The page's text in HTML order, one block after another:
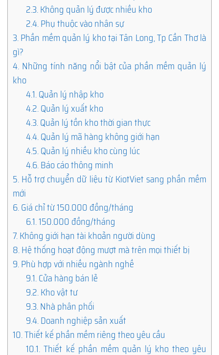
2.3.Không quản lý được nhiều kho
2.4.Phụ thuộc vào nhân sự
3.Phần mềm quản lý kho tại Tân Long, Tp Cần Thơ là
gì?
4. Những tính năng nổi bật của phần mềm quản lý
kho
4.1.Quản lý nhập kho
4.2.Quản lý xuất kho
4.3.Quản lý tồn kho thời gian thực
4.4.Quản lý mã hàng không giới hạn
4.5.Quản lý nhiều kho cùng lúc
4.6.Báo cáo thông minh
5. Hỗ trợ chuyển dữ liệu từ KiotViet sang phần mềm
mới
6.Giá chỉ từ 150.000 đồng/tháng
6.1.150.000 đồng/tháng
7.Không giới hạn tài khoản người dùng
8.Hệ thống hoạt động mượt mà trên mọi thiết bị
9.Phù hợp với nhiều ngành nghề
9.1.Cửa hàng bán lẻ
9.2.Kho vật tư
9.3.Nhà phân phối
9.4.Doanh nghiệp sản xuất
10.Thiết kế phần mềm riêng theo yêu cầu
10.1. Thiết kế phần mềm quản lý kho theo yêu